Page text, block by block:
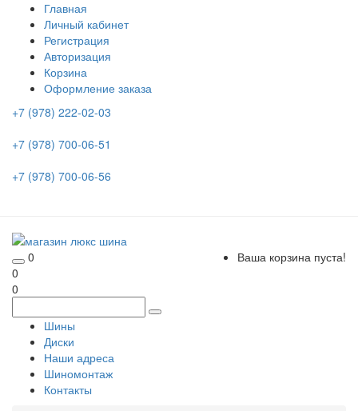
Главная
Личный кабинет
Регистрация
Авторизация
Корзина
Оформление заказа
+7 (978) 222-02-03
+7 (978) 700-06-51
+7 (978) 700-06-56
0
Ваша корзина пуста!
0
0
Шины
Диски
Наши адреса
Шиномонтаж
Контакты